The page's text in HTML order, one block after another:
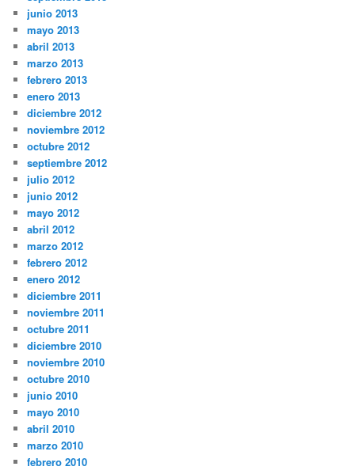
junio 2013
mayo 2013
abril 2013
marzo 2013
febrero 2013
enero 2013
diciembre 2012
noviembre 2012
octubre 2012
septiembre 2012
julio 2012
junio 2012
mayo 2012
abril 2012
marzo 2012
febrero 2012
enero 2012
diciembre 2011
noviembre 2011
octubre 2011
diciembre 2010
noviembre 2010
octubre 2010
junio 2010
mayo 2010
abril 2010
marzo 2010
febrero 2010